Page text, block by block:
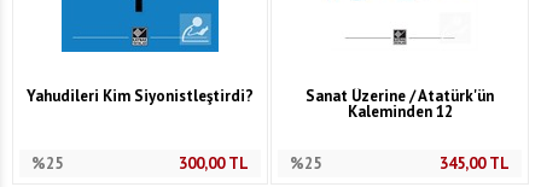
Yahudileri Kim Siyonistleştirdi?
%25 300,00TL
Sanat Üzerine / Atatürk'ün
Kaleminden 12
%25 345,00TL